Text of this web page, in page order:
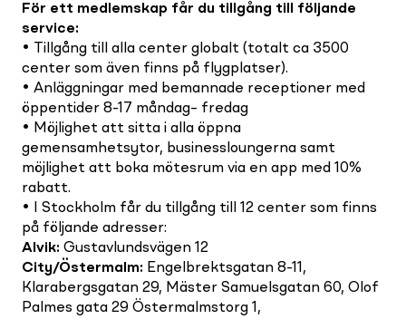
För ett medlemskap får du tillgång till följande
service:
• Tillgång till alla center globalt (totalt ca 3500
center som även finns på flygplatser).
• Anläggningar med bemannade receptioner med
öppentider 8-17 måndag– fredag
• Möjlighet att sitta i alla öppna
gemensamhetsytor, businessloungerna samt
möjlighet att boka mötesrum via en app med 10%
rabatt.
• I Stockholm får du tillgång till 12 center som finns
på följande adresser:
Alvik: Gustavlundsvägen 12
City/Östermalm: Engelbrektsgatan 8-11,
Klarabergsgatan 29, Mäster Samuelsgatan 60, Olof
Palmes gata 29 Östermalmstorg 1,